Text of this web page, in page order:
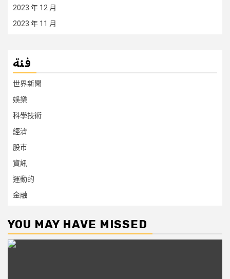
2023 年 12 月
2023 年 11 月
فئة
世界新聞
娛樂
科學技術
經濟
股市
資訊
運動的
金融
YOU MAY HAVE MISSED